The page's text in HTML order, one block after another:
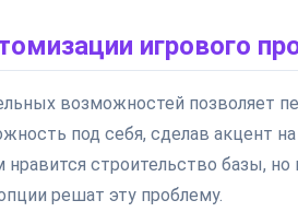
игрового
возможностей позволяет
под себя, сделав акцент
строительство базы,
решат эту проблему.